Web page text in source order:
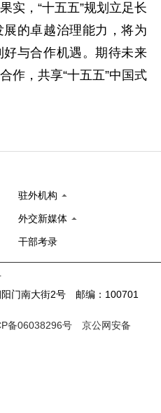
实，“十五五”规划立足长
的卓越治理能力，将为
与合作机遇。期待未来
作，共享“十五五”中国式
驻外机构
外交新媒体
干部考录
门南大街2号 邮编：100701
备06038296号
京公网安备